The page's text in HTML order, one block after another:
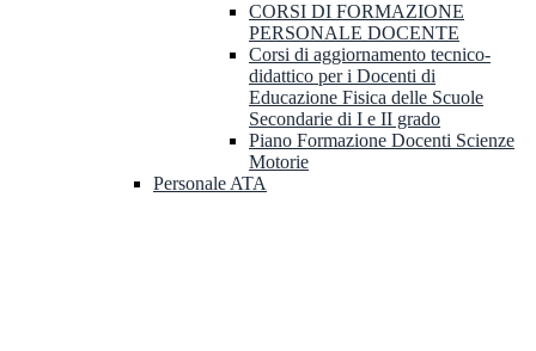
CORSI DI FORMAZIONE
PERSONALE DOCENTE
Corsi di aggiornamento tecnico-
didattico per i Docenti di
Educazione Fisica delle Scuole
Secondarie di I e II grado
Piano Formazione Docenti Scienze
Motorie
Personale ATA